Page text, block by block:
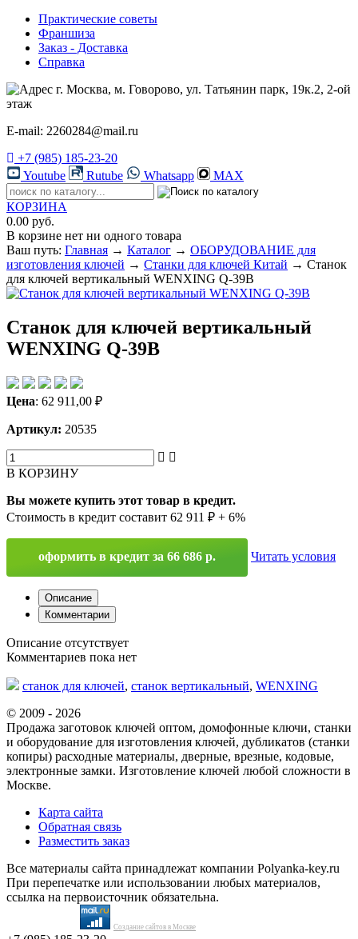
Практические советы
Франшиза
Заказ - Доставка
Справка
г. Москва, м. Говорово, ул. Татьянин парк, 19к.2, 2-ой
этаж
E-mail: 2260284@mail.ru
+7 (985) 185-23-20
Youtube
Rutube Whatsapp MAX
КОРЗИНА
0.00 руб.
В корзине нет ни одного товара
Ваш путь: Главная → Каталог → ОБОРУДОВАНИЕ для
изготовления ключей → Станки для ключей Китай → Станок
для ключей вертикальный WENXING Q-39B
Станок для ключей вертикальный
WENXING Q-39B
Цена: 62 911,00 ₽
Артикул: 20535
В КОРЗИНУ
Вы можете купить этот товар в кредит.
Стоимость в кредит составит 62 911 ₽ + 6%
оформить в кредит за 66 686 р. Читать условия
Описание
Комментарии
Описание отсутствует
Комментариев пока нет
станок для ключей, станок вертикальный, WENXING
© 2009 - 2026
Продажа заготовок ключей оптом, домофонные ключи, станки
и оборудование для изготовления ключей, дубликатов (станки
копиры) расходные материалы, дверные, врезные, кодовые,
электронные замки. Изготовление ключей любой сложности в
Москве.
Карта сайта
Обратная связь
Разместить заказ
Все материалы сайта принадлежат компании Polyanka-key.ru
При перепечатке или использовании любых материалов,
ссылка на первоисточник обязательна.
Создание сайтов в Москве